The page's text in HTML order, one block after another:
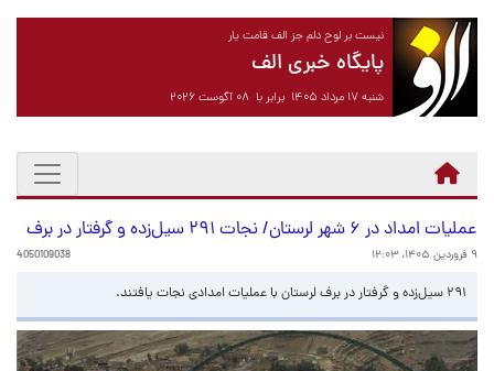
نیست بر لوح دلم جز الف قامت یار
پایگاه خبری الف
شنبه ۱۷ مرداد ۱۴۰۵ برابر با ۰۸ آگوست ۲۰۲۶
عملیات امداد در ۶ شهر لرستان/ نجات ۲۹۱ سیل‌زده و گرفتار در برف
۹ فروردین ۱۴۰۵، ۱۲:۰۳ 4050109038
۲۹۱ سیل‌زده و گرفتار در برف لرستان با عملیات امدادی نجات یافتند.